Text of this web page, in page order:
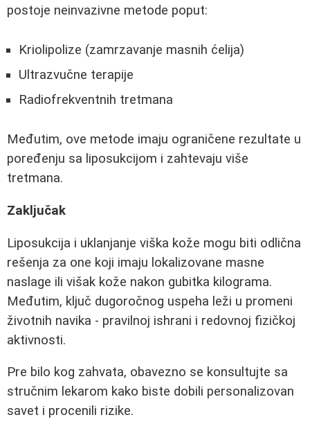
postoje neinvazivne metode poput:
Kriolipolize (zamrzavanje masnih ćelija)
Ultrazvučne terapije
Radiofrekventnih tretmana
Međutim, ove metode imaju ograničene rezultate u
poređenju sa liposukcijom i zahtevaju više
tretmana.
Zaključak
Liposukcija i uklanjanje viška kože mogu biti odlična
rešenja za one koji imaju lokalizovane masne
naslage ili višak kože nakon gubitka kilograma.
Međutim, ključ dugoročnog uspeha leži u promeni
životnih navika - pravilnoj ishrani i redovnoj fizičkoj
aktivnosti.
Pre bilo kog zahvata, obavezno se konsultujte sa
stručnim lekarom kako biste dobili personalizovan
savet i procenili rizike.